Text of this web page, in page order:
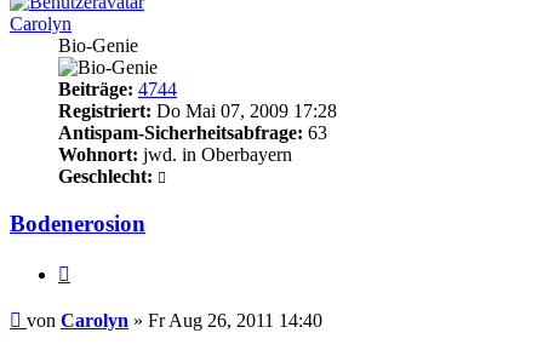
Carolyn
Bio-Genie
Beiträge: 4744
Registriert: Do Mai 07, 2009 17:28
Antispam-Sicherheitsabfrage: 63
Wohnort: jwd. in Oberbayern
Geschlecht:
Bodenerosion
Beitrag
von Carolyn » Fr Aug 26, 2011 14:40